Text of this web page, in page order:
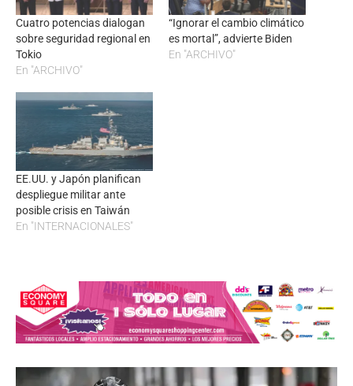
Cuatro potencias dialogan
sobre seguridad regional en
Tokio
En "ARCHIVO"
“Ignorar el cambio climático
es mortal”, advierte Biden
En "ARCHIVO"
EE.UU. y Japón planifican
despliegue militar ante
posible crisis en Taiwán
En "INTERNACIONALES"